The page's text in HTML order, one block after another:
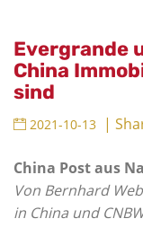
Evergrande
China
sind
2021-10-13 |
China Post aus
Von Bernhard
in China und